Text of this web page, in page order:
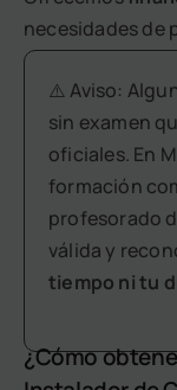
necesidades de
⚠️ Aviso:
sin examen
oficiales. En
formación
profesorado
válida y
tiempo ni tu
¿Cómo